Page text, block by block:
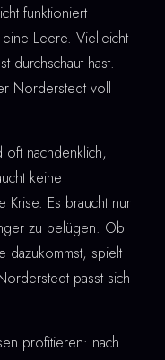
funktioniert
Leere. Vielleicht
durchschaut hast.
Norderstedt voll
nachdenklich,
keine
Krise. Es braucht nur
zu belügen. Ob
spielt
passt sich
profitieren: nach